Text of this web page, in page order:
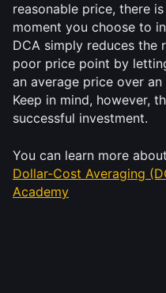
reasonable price, there
moment you choose to
DCA simply reduces the
poor price point by
an average price over
Keep in mind, however,
successful investment.
Dollar-Cost Averaging
Academy